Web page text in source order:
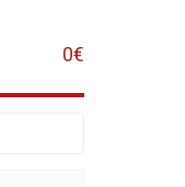
0€